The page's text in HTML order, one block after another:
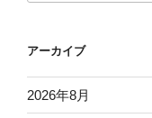
アーカイブ
2026年8月